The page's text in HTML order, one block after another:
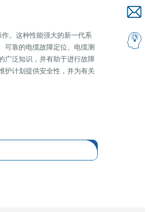
。这种性能强大的新一代系
可靠的电缆故障定位、电缆测
广泛知识，并有助于进行故障
护计划提供安全性，并为有关